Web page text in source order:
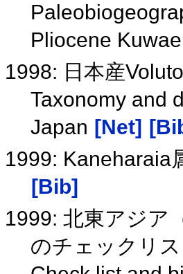
Pliocene
1998: 日本産
Taxonomy and
Japan [Net]
1999: Kaneharaia
[Bib]
1999: 北東アジア
のチェックリ